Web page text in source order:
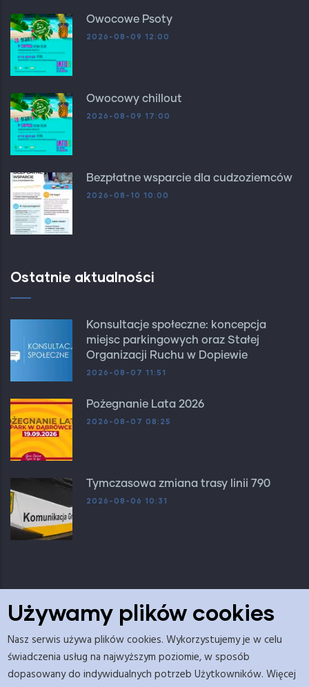
Owocowe Psoty
2026-08-09 12:00
Owocowy chillout
2026-08-09 17:00
Bezpłatne wsparcie dla cudzoziemców
2026-08-10 10:00
Ostatnie aktualności
Konsultacje społeczne: koncepcja
miejsc parkingowych oraz Stałej
Organizacji Ruchu w Dopiewie
2026-08-07 11:51
Pożegnanie Lata 2026
2026-08-07 08:25
Tymczasowa zmiana trasy linii 790
2026-08-06 10:31
Adres redakcji: Urząd Gminy Dopiewo, Budynek C ul.
Leśna 2a, pok. nr 5.
Używamy plików cookies
Nasz serwis używa plików cookies. Wykorzystujemy je w celu
świadczenia usług na najwyższym poziomie, w sposób
dopasowany do indywidualnych potrzeb Użytkowników. Więcej